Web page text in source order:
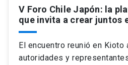
V Foro Chile Japón: la
que invita a crear juntos
El encuentro reunió en Kioto
autoridades y